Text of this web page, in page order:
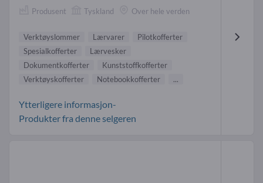
Produsent Tyskland Over hele verden
Verktøyslommer Lærvarer
Pilotkofferter
Spesialkofferter
Lærvesker
Dokumentkofferter
Kunststoffkofferter
Verktøyskofferter
Notebookkofferter ...
Ytterligere informasjon-
Produkter fra denne selgeren